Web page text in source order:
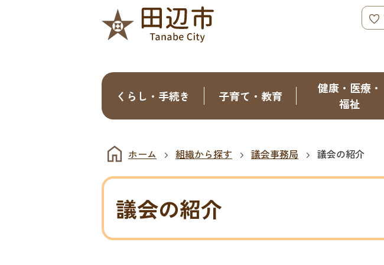
くらし・手続き 子育て・教育
健康・医療・
福祉
ホーム 組織から探す 議会事務局 議会の紹介
議会の紹介